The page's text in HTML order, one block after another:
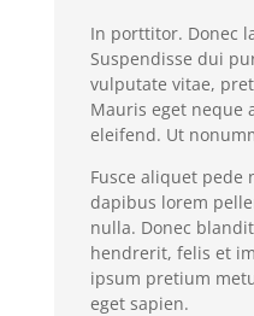
In porttitor. Donec
Suspendisse dui
vulputate vitae,
Mauris eget neque
eleifend. Ut
Fusce aliquet pede
dapibus lorem
nulla. Donec
hendrerit, felis et
ipsum pretium
eget sapien.